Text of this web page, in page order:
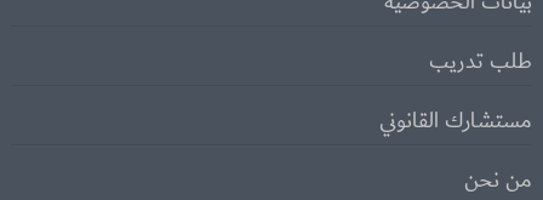
طلب تدريب
مستشارك القانوني
من نحن